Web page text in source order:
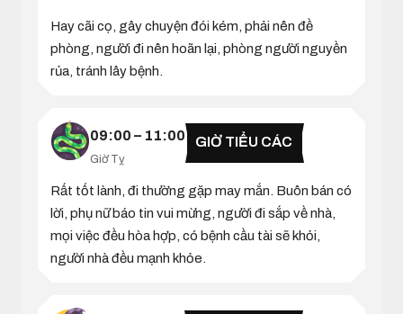
Hay cãi cọ, gây chuyện đói kém, phải nên đề
phòng, người đi nên hoãn lại, phòng người nguyền
rủa, tránh lây bệnh.
09:00 – 11:00
Giờ Tỵ
GIỜ TIỂU CÁC
Rất tốt lành, đi thường gặp may mắn. Buôn bán có
lời, phụ nữ báo tin vui mừng, người đi sắp về nhà,
mọi việc đều hòa hợp, có bệnh cầu tài sẽ khỏi,
người nhà đều mạnh khỏe.